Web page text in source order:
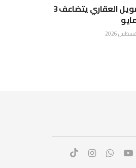
إعادة التمويل العقاري يتضاعف 3